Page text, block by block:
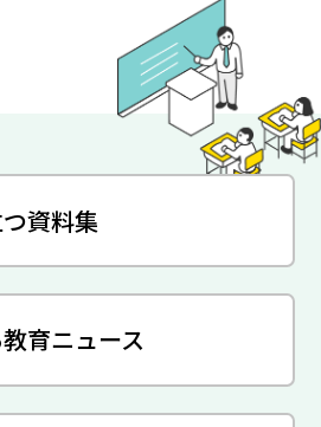
資料集
育ニュース